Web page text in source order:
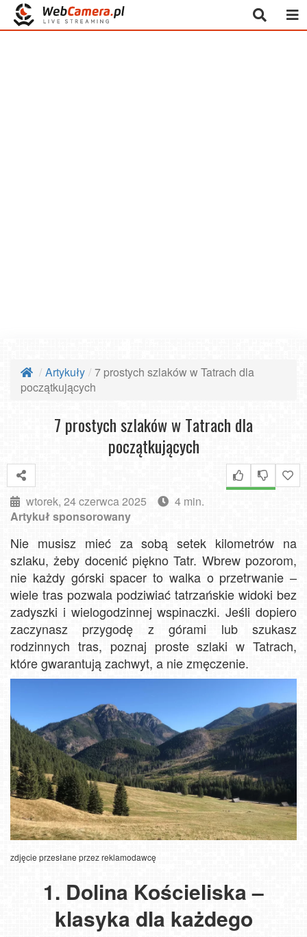
Artykuły
7 prostych szlaków w Tatrach dla
początkujących
7 prostych szlaków w Tatrach dla
początkujących
wtorek, 24 czerwca 2025
4 min.
Artykuł sponsorowany
Nie musisz mieć za sobą setek kilometrów na
szlaku, żeby docenić piękno Tatr. Wbrew pozorom,
nie każdy górski spacer to walka o przetrwanie –
wiele tras pozwala podziwiać tatrzańskie widoki bez
zadyszki i wielogodzinnej wspinaczki. Jeśli dopiero
zaczynasz przygodę z górami lub szukasz
rodzinnych tras, poznaj proste szlaki w Tatrach,
które gwarantują zachwyt, a nie zmęczenie.
zdjęcie przesłane przez reklamodawcę
1. Dolina Kościeliska –
klasyka dla każdego